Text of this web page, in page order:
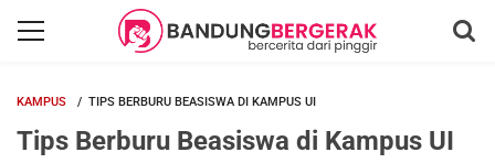
KAMPUS TIPS BERBURU BEASISWA DI KAMPUS UI
Tips Berburu Beasiswa di Kampus UI